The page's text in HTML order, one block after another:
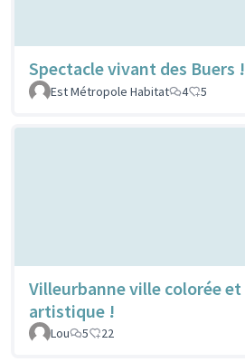
Spectacle vivant des Buers !
Est Métropole Habitat
4 5
Villeurbanne ville colorée et
artistique !
Lou 5 22